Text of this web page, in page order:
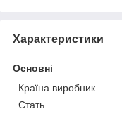
Характеристики
Основні
Країна виробник
Стать